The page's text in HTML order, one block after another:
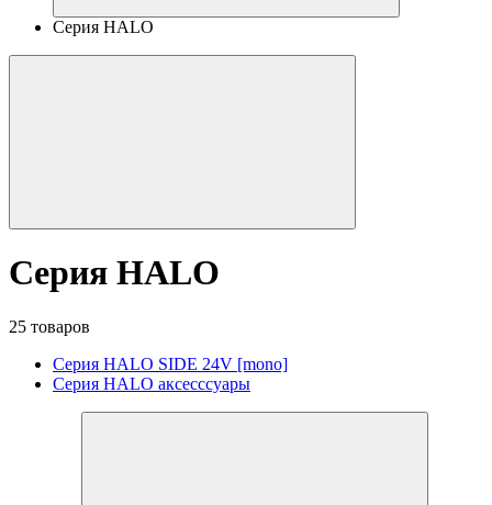
Серия HALO
Серия HALO
25 товаров
Серия HALO SIDE 24V [mono]
Серия HALO аксесссуары